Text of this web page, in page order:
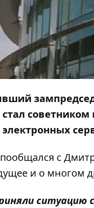
советником
пообщался с
и о многом